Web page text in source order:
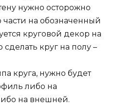
нужно осторожно
части на обозначенный
круговой декор на
сделать круг на полу –
круга, нужно будет
либо на
на внешней.